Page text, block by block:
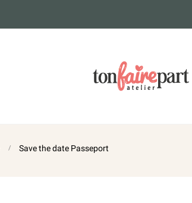
Save the date Passeport